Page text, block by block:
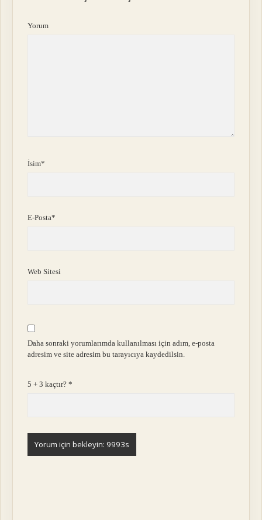
Yorum
İsim*
E-Posta*
Web Sitesi
Daha sonraki yorumlarımda kullanılması için adım, e-posta
adresim ve site adresim bu tarayıcıya kaydedilsin.
5 + 3 kaçtır?*